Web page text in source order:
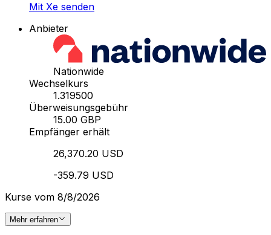
Mit Xe senden
Anbieter
Nationwide
Wechselkurs
1.319500
Überweisungsgebühr
15.00 GBP
Empfänger erhält
26,370.20 USD
-359.79 USD
Kurse vom 8/8/2026
Mehr erfahren